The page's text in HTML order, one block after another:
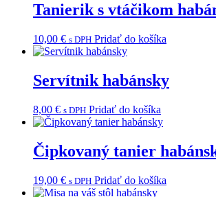
Tanierik s vtáčikom
10,00 € s DPH Pridať do košíka
Servítnik habánsky
8,00 € s DPH Pridať do košíka
Čipkovaný tanier
19,00 € s DPH Pridať do košíka